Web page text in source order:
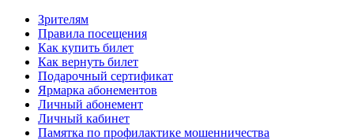
Зрителям
Правила посещения
Как купить билет
Как вернуть билет
Подарочный сертификат
Ярмарка абонементов
Личный абонемент
Личный кабинет
Памятка по профилактике мошенничества